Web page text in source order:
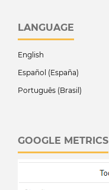
LANGUAGE
English
Español (España)
Português (Brasil)
GOOGLE METRICS